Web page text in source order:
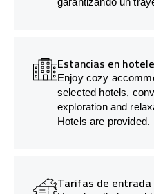
Estancias en
Enjoy cozy
selected hotels,
exploration and
Hotels are provided.
Tarifas de entrada